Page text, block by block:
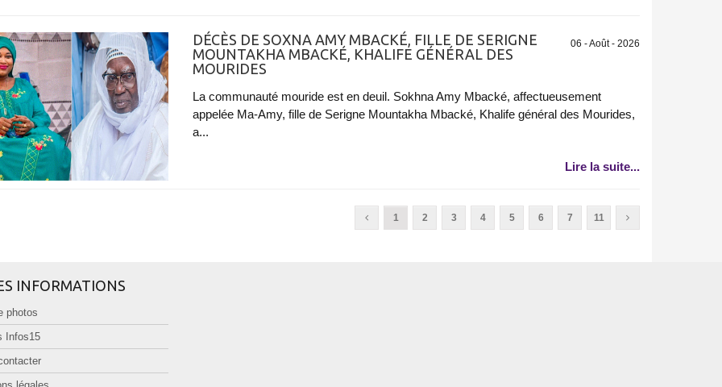
06 - Août - 2026
DÉCÈS DE SOXNA AMY MBACKÉ, FILLE DE SERIGNE
MOUNTAKHA MBACKÉ, KHALIFE GÉNÉRAL DES
MOURIDES
La communauté mouride est en deuil. Sokhna Amy Mbacké, affectueusement
appelée Ma-Amy, fille de Serigne Mountakha Mbacké, Khalife général des Mourides,
a...
Lire la suite...
1 2 3 4 5 6 7 11
INFORMATIONS
photos
Infos15